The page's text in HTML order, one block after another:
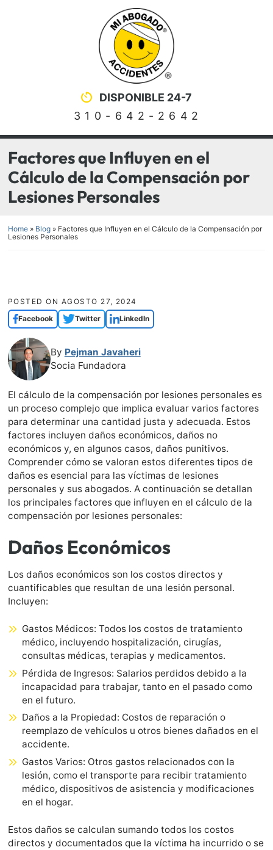
Return home
DISPONIBLE 24-7
310-642-2642
Factores que Influyen en el
Cálculo de la Compensación por
Lesiones Personales
Home» Blog» Factores que Influyen en el Cálculo de la Compensación por
Lesiones Personales
POSTED ON AGOSTO 27, 2024
Facebook
Twitter LinkedIn
By Pejman Javaheri
Socia Fundadora
El cálculo de la compensación por lesiones personales es
un proceso complejo que implica evaluar varios factores
para determinar una cantidad justa y adecuada. Estos
factores incluyen daños económicos, daños no
económicos y, en algunos casos, daños punitivos.
Comprender cómo se valoran estos diferentes tipos de
daños es esencial para las víctimas de lesiones
personales y sus abogados. A continuación se detallan
los principales factores que influyen en el cálculo de la
compensación por lesiones personales:
Daños Económicos
Los daños económicos son los costos directos y
cuantificables que resultan de una lesión personal.
Incluyen:
Gastos Médicos: Todos los costos de tratamiento
médico, incluyendo hospitalización, cirugías,
consultas médicas, terapias y medicamentos.
Pérdida de Ingresos: Salarios perdidos debido a la
incapacidad para trabajar, tanto en el pasado como
en el futuro.
Daños a la Propiedad: Costos de reparación o
reemplazo de vehículos u otros bienes dañados en el
accidente.
Gastos Varios: Otros gastos relacionados con la
lesión, como el transporte para recibir tratamiento
médico, dispositivos de asistencia y modificaciones
en el hogar.
Estos daños se calculan sumando todos los costos
directos y documentados que la víctima ha incurrido o se